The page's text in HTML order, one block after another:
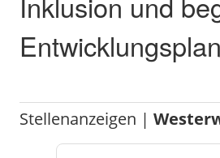
Stellenanzeigen |